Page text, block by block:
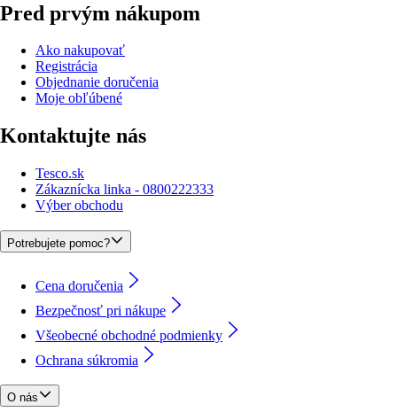
Pred prvým nákupom
Ako nakupovať
Registrácia
Objednanie doručenia
Moje obľúbené
Kontaktujte nás
Tesco.sk
Zákaznícka linka - 0800222333
Výber obchodu
Potrebujete pomoc?
Cena doručenia
Bezpečnosť pri nákupe
Všeobecné obchodné podmienky
Ochrana súkromia
O nás